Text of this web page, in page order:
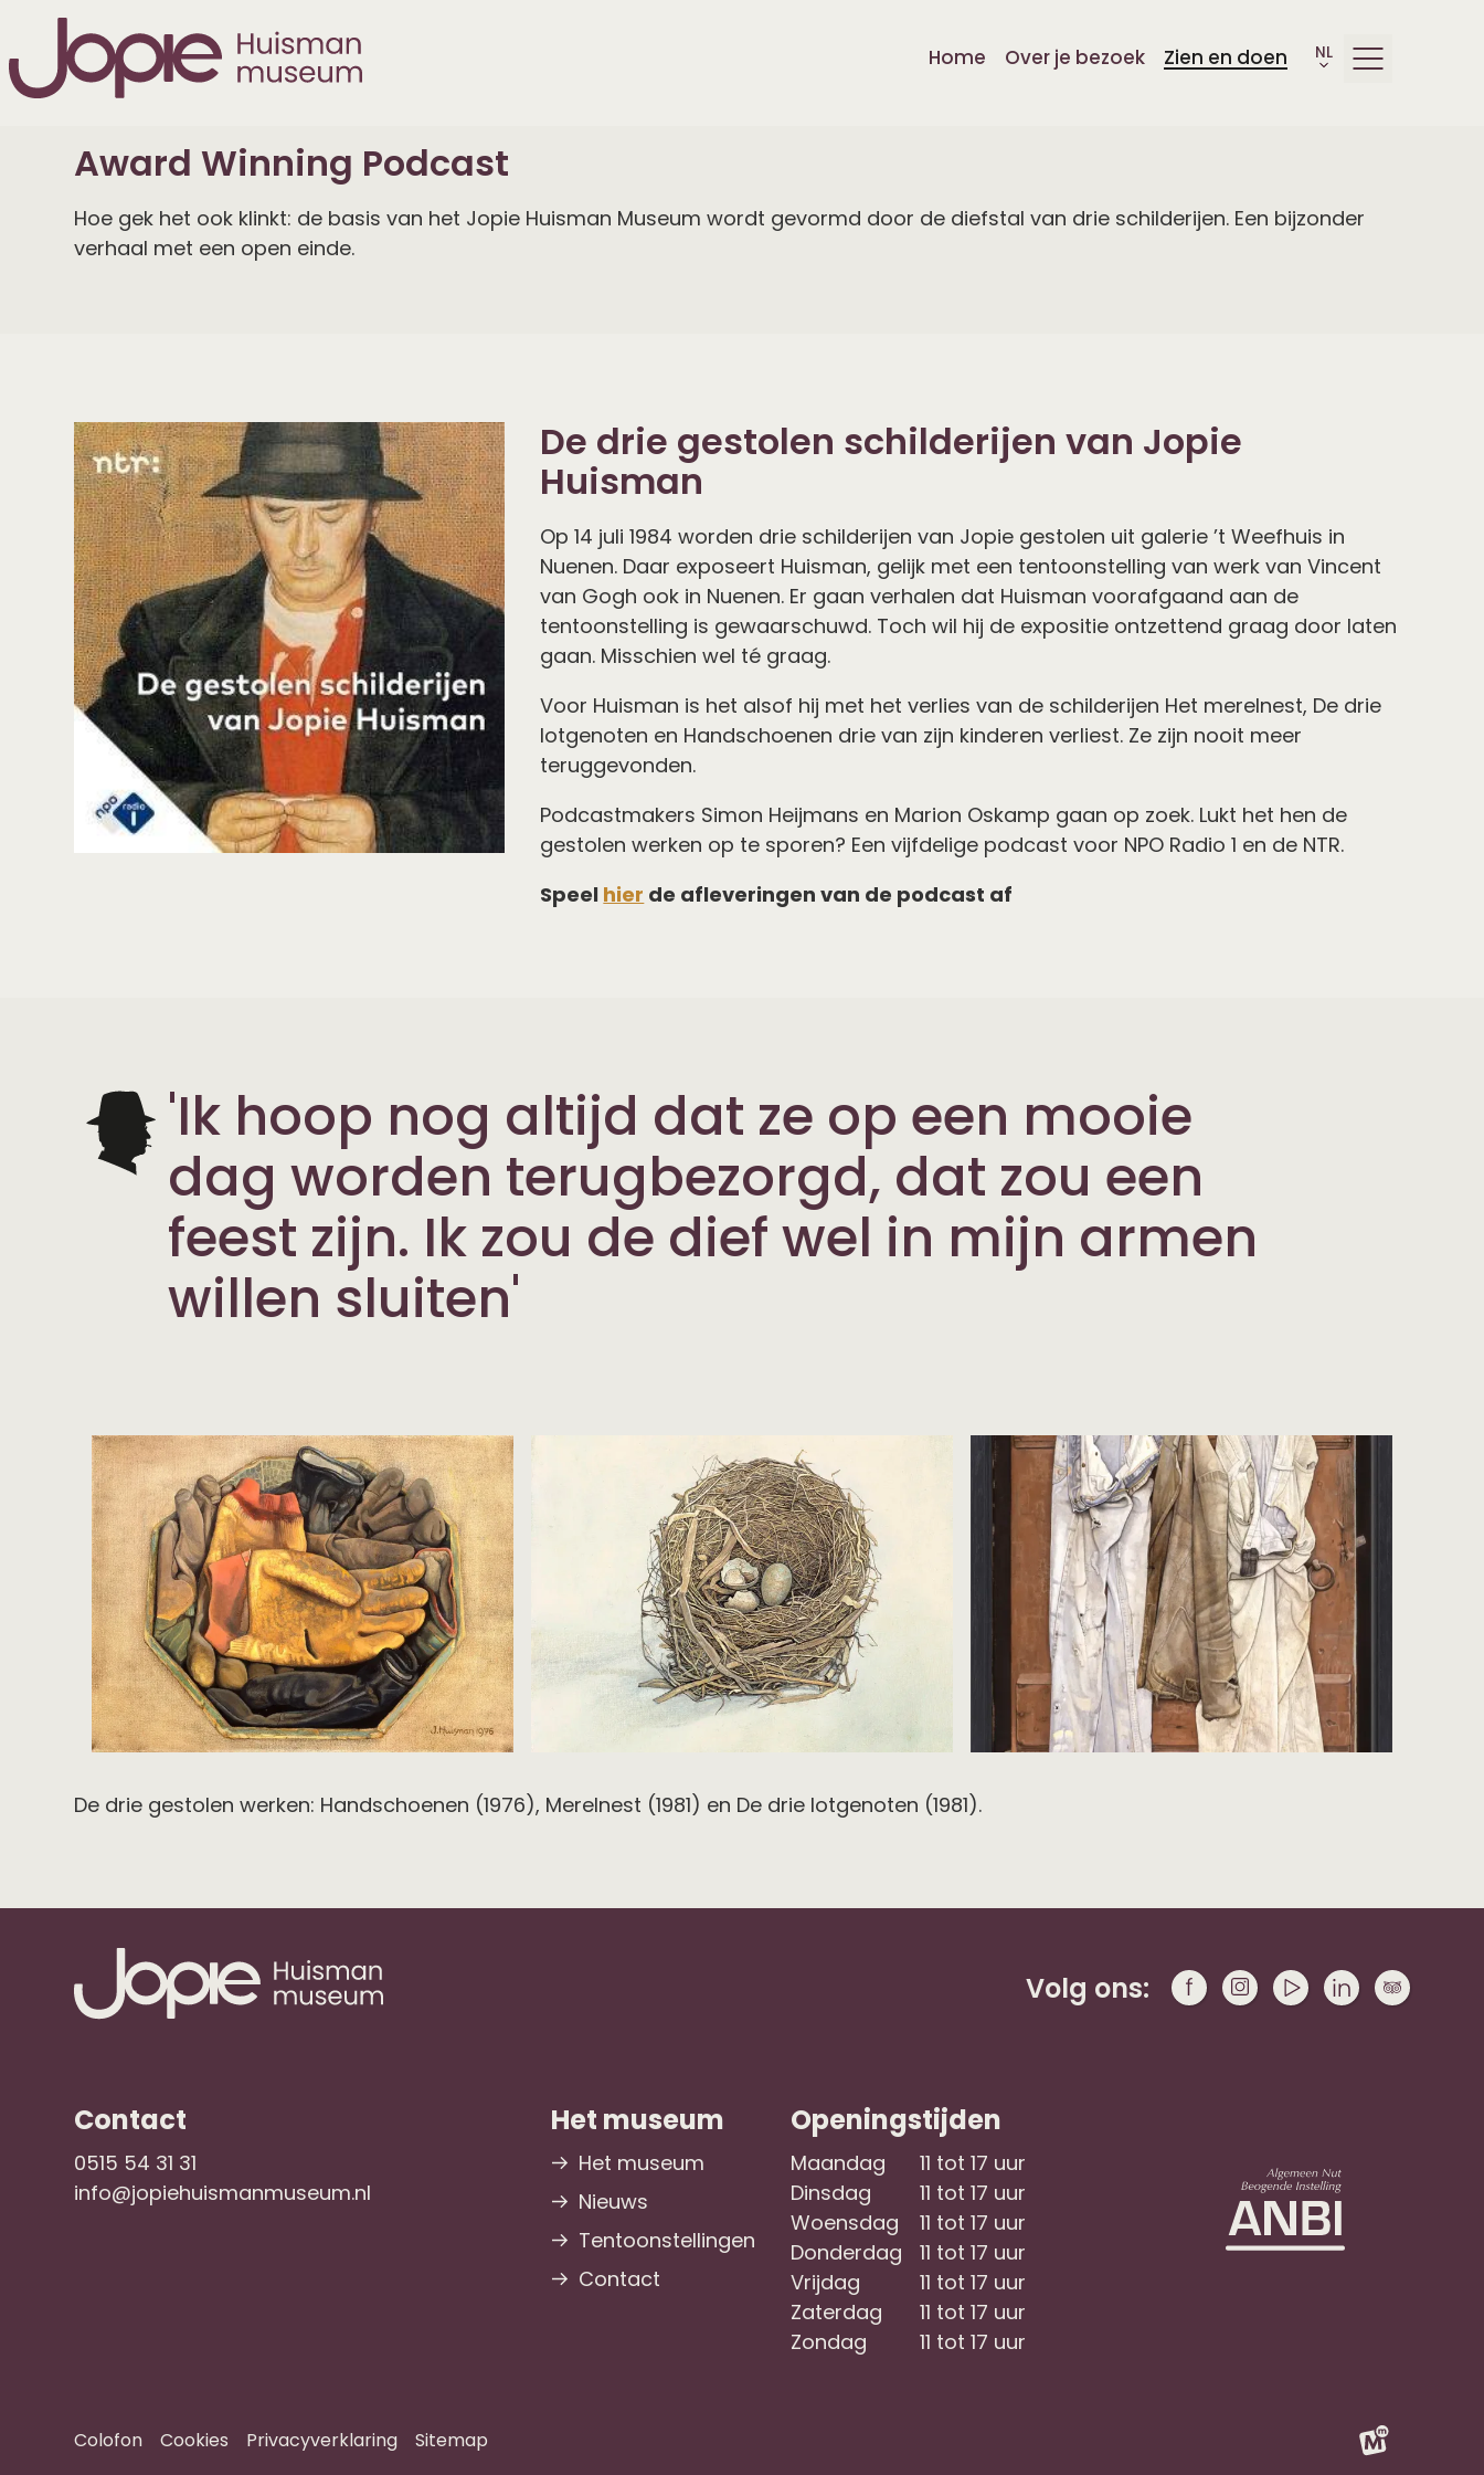
Home Over je bezoek Zien en doen
Award Winning Podcast
Hoe gek het ook klinkt: de basis van het Jopie Huisman Museum wordt gevormd door de diefstal van drie schilderijen. Een bijzonder
verhaal met een open einde.
De drie gestolen schilderijen van Jopie
Huisman
Op 14 juli 1984 worden drie schilderijen van Jopie gestolen uit galerie ’t Weefhuis in
Nuenen. Daar exposeert Huisman, gelijk met een tentoonstelling van werk van Vincent
van Gogh ook in Nuenen. Er gaan verhalen dat Huisman voorafgaand aan de
tentoonstelling is gewaarschuwd. Toch wil hij de expositie ontzettend graag door laten
gaan. Misschien wel té graag.
Voor Huisman is het alsof hij met het verlies van de schilderijen Het merelnest, De drie
lotgenoten en Handschoenen drie van zijn kinderen verliest. Ze zijn nooit meer
teruggevonden.
Podcastmakers Simon Heijmans en Marion Oskamp gaan op zoek. Lukt het hen de
gestolen werken op te sporen? Een vijfdelige podcast voor NPO Radio 1 en de NTR.
Speel hier de afleveringen van de podcast af
'Ik hoop nog altijd dat ze op een mooie
dag worden terugbezorgd, dat zou een
feest zijn. Ik zou de dief wel in mijn armen
willen sluiten'
De drie gestolen werken: Handschoenen (1976), Merelnest (1981) en De drie lotgenoten (1981).
Volg ons:
Contact
0515 54 31 31
info@jopiehuismanmuseum.nl
Het museum
Het museum
Nieuws
Tentoonstellingen
Contact
Openingstijden
Maandag
11 tot 17 uur
Dinsdag
11 tot 17 uur
Woensdag
11 tot 17 uur
Donderdag
11 tot 17 uur
Vrijdag
11 tot 17 uur
Zaterdag
11 tot 17 uur
Zondag
11 tot 17 uur
Colofon Cookies Privacyverklaring Sitemap